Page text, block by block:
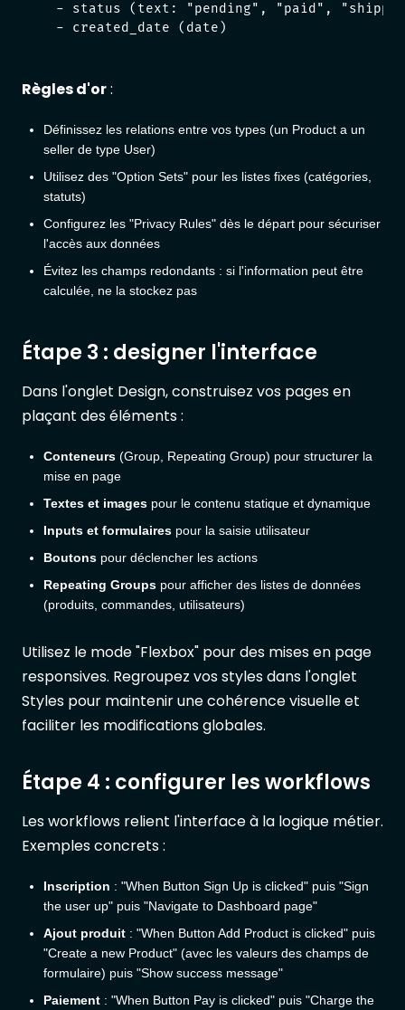
- status (text: "pending", "paid",
Règles d'or:
Définissez les relations entre vos types (un Product a un
seller de type User)
Utilisez des "Option Sets" pour les listes fixes (catégories,
statuts)
Configurez les "Privacy Rules" dès le départ pour sécuriser
l'accès aux données
Évitez les champs redondants : si l'information peut être
calculée, ne la stockez pas
Étape 3 : designer l'interface
Dans l'onglet Design, construisez vos pages en
plaçant des éléments :
Conteneurs (Group, Repeating Group) pour structurer la
mise en page
Textes et images pour le contenu statique et dynamique
Inputs et formulaires pour la saisie utilisateur
Boutons pour déclencher les actions
Repeating Groups pour afficher des listes de données
(produits, commandes, utilisateurs)
Utilisez le mode "Flexbox" pour des mises en page
responsives. Regroupez vos styles dans l'onglet
Styles pour maintenir une cohérence visuelle et
faciliter les modifications globales.
Étape 4 : configurer les workflows
Les workflows relient l'interface à la logique métier.
Exemples concrets :
Inscription : "When Button Sign Up is clicked" puis "Sign
the user up" puis "Navigate to Dashboard page"
Ajout produit : "When Button Add Product is clicked" puis
"Create a new Product" (avec les valeurs des champs de
formulaire) puis "Show success message"
Paiement : "When Button Pay is clicked" puis "Charge the